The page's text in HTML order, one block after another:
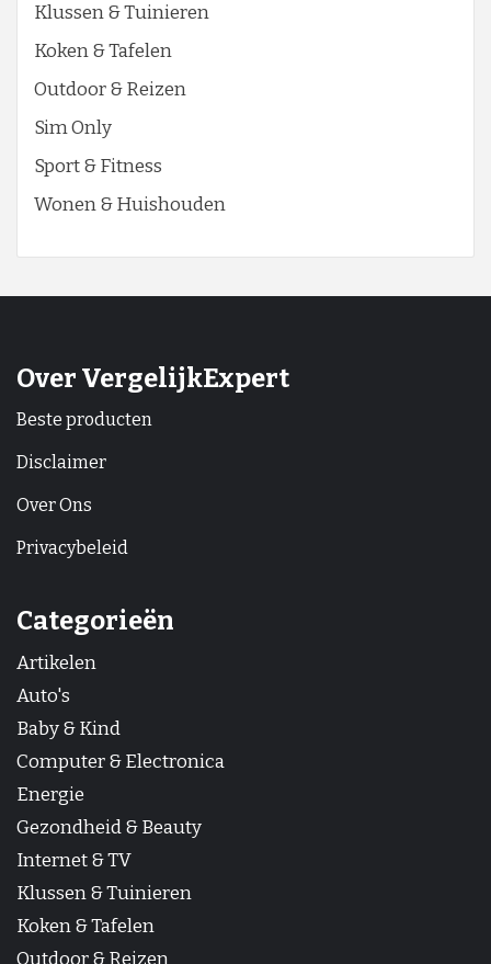
Klussen & Tuinieren
Koken & Tafelen
Outdoor & Reizen
Sim Only
Sport & Fitness
Wonen & Huishouden
Over VergelijkExpert
Beste producten
Disclaimer
Over Ons
Privacybeleid
Categorieën
Artikelen
Auto's
Baby & Kind
Computer & Electronica
Energie
Gezondheid & Beauty
Internet & TV
Klussen & Tuinieren
Koken & Tafelen